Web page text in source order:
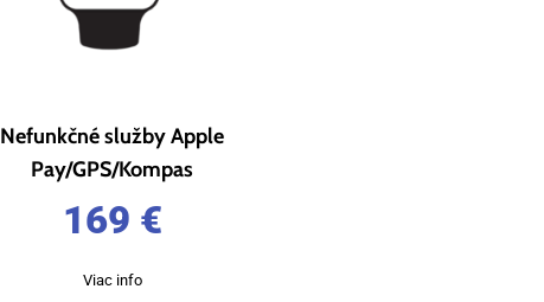
Nefunkčné služby Apple
Pay/GPS/Kompas
169 €
Viac info